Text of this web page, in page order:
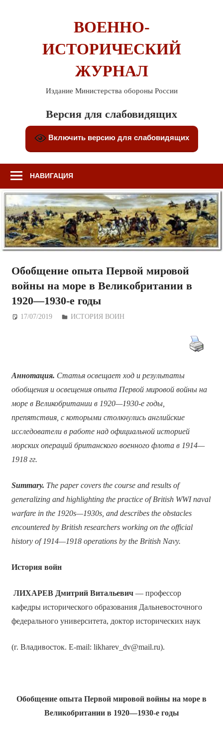
ВОЕННО-
ИСТОРИЧЕСКИЙ
ЖУРНАЛ
Издание Министерства обороны России
Версия для слабовидящих
Включить версию для слабовидящих
НАВИГАЦИЯ
Обобщение опыта Первой мировой
войны на море в Великобритании в
1920—1930-е годы
17/07/2019 Дежурный по Редакции
ИСТОРИЯ ВОИН
Аннотация. Статья освещает ход и результаты
обобщения и освещения опыта Первой мировой войны на
море в Великобритании в 1920—1930-е годы,
препятствия, с которыми столкнулись английские
исследователи в работе над официальной историей
морских операций британского военного флота в 1914—
1918 гг.
Summary. The paper covers the course and results of
generalizing and highlighting the practice of British WWI naval
warfare in the 1920s—1930s, and describes the obstacles
encountered by British researchers working on the official
history of 1914—1918 operations by the British Navy.
История войн
ЛИХАРЕВ Дмитрий Витальевич— профессор
кафедры исторического образования Дальневосточного
федерального университета, доктор исторических наук
(г. Владивосток. E-mail: likharev_dv@mail.ru).
Обобщение опыта Первой мировой войны на море в
Великобритании в 1920—1930-е годы